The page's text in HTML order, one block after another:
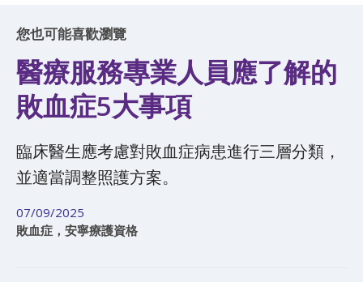
您也可能喜歡瀏覽
醫療服務專業人員應了解的
敗血症5大事項
臨床醫生應考慮對敗血症病患進行三層分類，
並適當調整照護方案。
07/09/2025
敗血症，安寧療護資格